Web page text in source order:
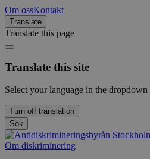
Om ossKontakt
Translate
Translate this page
Translate this site
Select your language in the
Turn off translation
Sök
Om diskriminering